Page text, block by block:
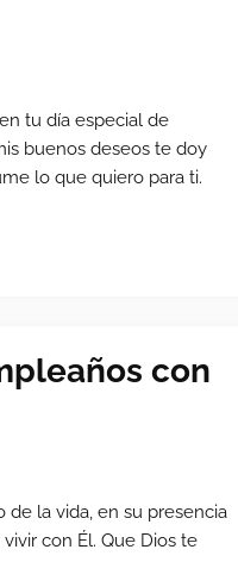
tu día especial de
buenos deseos te doy
lo que quiero para ti.
con
de la vida, en su presencia
con Él. Que Dios te